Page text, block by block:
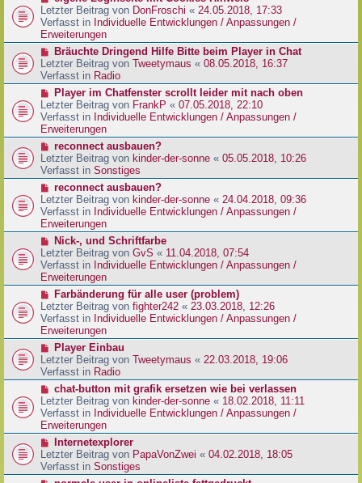
r
a
g
r
B
e
i
r
a
g
e
u
e
r
B
e
i
r
a
g
Letzter Beitrag von DonFroschi « 24.05.2018, 17:33
Verfasst in Individuelle Entwicklungen / Anpassungen /
Erweiterungen
N
e
u
e
r
B
e
i
r
a
g
Bräuchte Dringend Hilfe Bitte beim Player in Chat
Letzter Beitrag von Tweetymaus « 08.05.2018, 16:37
Verfasst in Radio
N
e
u
e
r
B
e
i
r
a
g
Player im Chatfenster scrollt leider mit nach oben
Letzter Beitrag von FrankP « 07.05.2018, 22:10
Verfasst in Individuelle Entwicklungen / Anpassungen /
Erweiterungen
N
e
u
e
r
B
e
i
r
a
g
reconnect ausbauen?
Letzter Beitrag von kinder-der-sonne « 05.05.2018, 10:26
Verfasst in Sonstiges
N
e
u
e
r
B
e
i
t
a
g
reconnect ausbauen?
Letzter Beitrag von kinder-der-sonne « 24.04.2018, 09:36
Verfasst in Individuelle Entwicklungen / Anpassungen /
Erweiterungen
N
e
u
e
r
B
e
i
t
a
g
Nick-, und Schriftfarbe
Letzter Beitrag von GvS « 11.04.2018, 07:54
Verfasst in Individuelle Entwicklungen / Anpassungen /
Erweiterungen
N
e
u
e
r
B
e
i
r
a
g
Farbänderung für alle user (problem)
Letzter Beitrag von fighter242 « 23.03.2018, 12:26
Verfasst in Individuelle Entwicklungen / Anpassungen /
Erweiterungen
N
e
u
e
r
B
e
i
r
a
g
Player Einbau
Letzter Beitrag von Tweetymaus « 22.03.2018, 19:06
Verfasst in Radio
N
e
u
e
r
B
e
i
chat-button mit grafik ersetzen wie bei verlassen
Letzter Beitrag von kinder-der-sonne « 18.02.2018, 11:11
Verfasst in Individuelle Entwicklungen / Anpassungen /
Erweiterungen
N
e
u
e
Internetexplorer
Letzter Beitrag von PapaVonZwei « 04.02.2018, 18:05
Verfasst in Sonstiges